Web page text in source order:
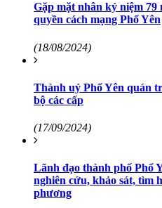
Gặp mặt nhân kỷ niệm
quyền cách mạng Phổ Yên
(18/08/2024)
Thành uỷ Phổ Yên quán
bộ các cấp
(17/09/2024)
Lãnh đạo thành phố Phổ
nghiên cứu, khảo sát, tìm
phương